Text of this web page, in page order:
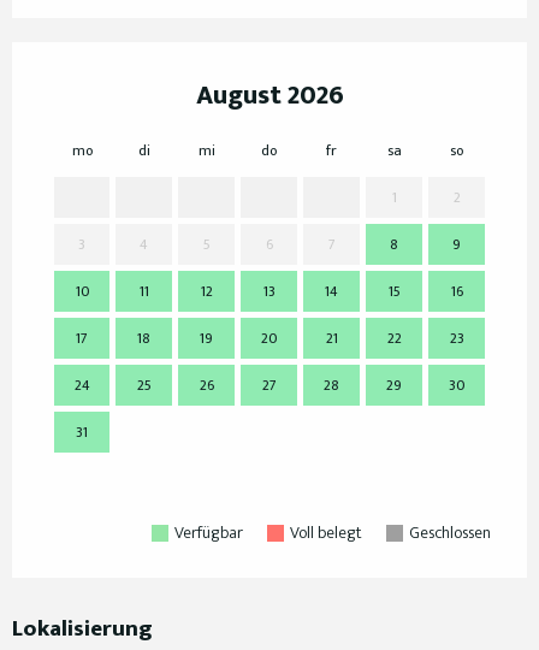
August 2026
mo di mi do fr sa
so
1
2
3
4 5 6 7 8
9
10
11 12 13 14 15
16
17
18 19 20 21 22
23
24
25 26 27 28 29
30
31
Verfügbar Voll belegt Geschlossen
Lokalisierung